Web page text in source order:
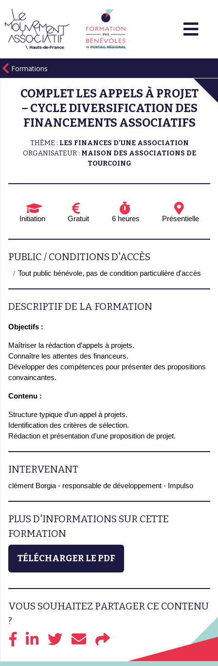
Formations
COMPLET LES APPELS À PROJET
– CYCLE DIVERSIFICATION DES
FINANCEMENTS ASSOCIATIFS
THÈME : LES FINANCES D'UNE ASSOCIATION
ORGANISATEUR : MAISON DES ASSOCIATIONS DE
TOURCOING
Initiation Gratuit 6 heures Présentielle
PUBLIC / CONDITIONS D'ACCÈS
Tout public bénévole, pas de condition particulière d'accès
DESCRIPTIF DE LA FORMATION
Objectifs :
Maîtriser la rédaction d’appels à projets.
Connaître les attentes des financeurs.
Développer des compétences pour présenter des propositions
convaincantes.
Contenu :
Structure typique d’un appel à projets.
Identification des critères de sélection.
Rédaction et présentation d’une proposition de projet.
INTERVENANT
clément Borgia - responsable de développement - Impulso
PLUS D'INFORMATIONS SUR CETTE
FORMATION
TÉLÉCHARGER LE PDF
VOUS SOUHAITEZ PARTAGER CE CONTENU
?